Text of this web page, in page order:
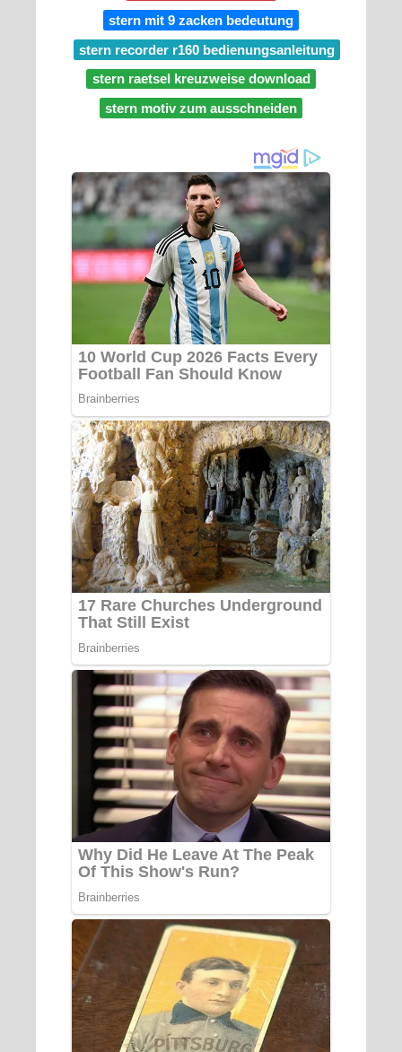
stern mit 9 zacken bedeutung
stern recorder r160 bedienungsanleitung
stern raetsel kreuzweise download
stern motiv zum ausschneiden